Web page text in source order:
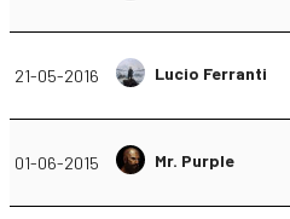
21-05-2016 Lucio Ferranti
01-06-2015 Mr. Purple